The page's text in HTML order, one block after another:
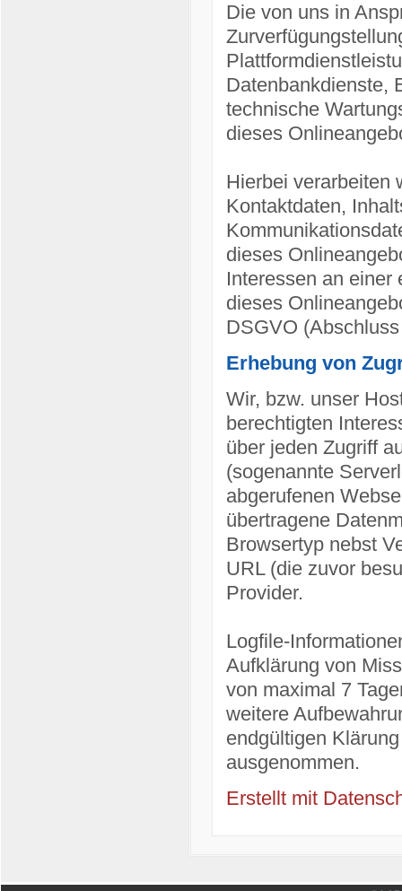
Die von uns in
Datenbankdienste,
technische
dieses
Hierbei verarbeiten
Kontaktdaten,
dieses
Interessen an einer
dieses
DSGVO
Erhebung von
Wir, bzw. unser
berechtigten
über jeden Zugriff
(sogenannte
abgerufenen
übertragene
Browsertyp nebst
URL (die zuvor
Provider.
Logfile-
Aufklärung von
von maximal 7
weitere
endgültigen
ausgenommen.
Erstellt mit